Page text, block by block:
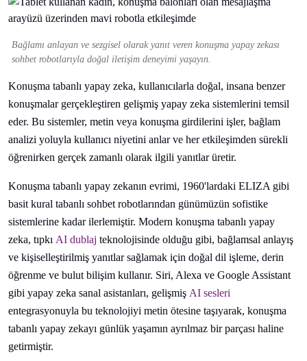
Bağlamı anlayan ve sezgisel olarak yanıt veren konuşma yapay zekası
sohbet robotlarıyla doğal iletişim deneyimi yaşayın.
Konuşma tabanlı yapay zeka, kullanıcılarla doğal, insana benzer
konuşmalar gerçekleştiren gelişmiş yapay zeka sistemlerini temsil
eder. Bu sistemler, metin veya konuşma girdilerini işler, bağlam
analizi yoluyla kullanıcı niyetini anlar ve her etkileşimden sürekli
öğrenirken gerçek zamanlı olarak ilgili yanıtlar üretir.
Konuşma tabanlı yapay zekanın evrimi, 1960'lardaki ELIZA gibi
basit kural tabanlı sohbet robotlarından günümüzün sofistike
sistemlerine kadar ilerlemiştir. Modern konuşma tabanlı yapay
zeka, tıpkı AI dublaj teknolojisinde olduğu gibi, bağlamsal anlayış
ve kişiselleştirilmiş yanıtlar sağlamak için doğal dil işleme, derin
öğrenme ve bulut bilişim kullanır. Siri, Alexa ve Google Assistant
gibi yapay zeka sanal asistanları, gelişmiş AI sesleri
entegrasyonuyla bu teknolojiyi metin ötesine taşıyarak, konuşma
tabanlı yapay zekayı günlük yaşamın ayrılmaz bir parçası haline
getirmiştir.